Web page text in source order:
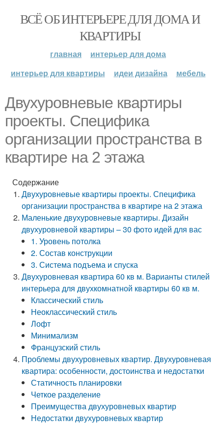
ВСЁ ОБ ИНТЕРЬЕРЕ ДЛЯ ДОМА И
КВАРТИРЫ
главная
интерьер для дома
интерьер для квартиры
идеи дизайна мебель
Двухуровневые квартиры
проекты. Специфика
организации пространства в
квартире на 2 этажа
Содержание
Двухуровневые квартиры проекты. Специфика
организации пространства в квартире на 2 этажа
Маленькие двухуровневые квартиры. Дизайн
двухуровневой квартиры – 30 фото идей для вас
1. Уровень потолка
2. Состав конструкции
3. Система подъема и спуска
Двухуровневая квартира 60 кв м. Варианты стилей
интерьера для двухкомнатной квартиры 60 кв м.
Классический стиль
Неоклассический стиль
Лофт
Минимализм
Французский стиль
Проблемы двухуровневых квартир. Двухуровневая
квартира: особенности, достоинства и недостатки
Статичность планировки
Четкое разделение
Преимущества двухуровневых квартир
Недостатки двухуровневых квартир